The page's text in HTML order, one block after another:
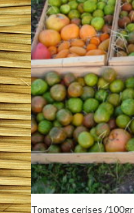
Tomates cerises /100gr